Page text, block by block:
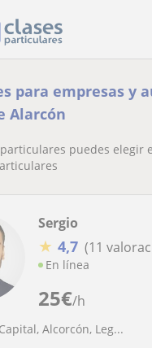
para empresas y
Alarcón
puedes elegir
25€/h
Sergio
★ 4,7 (11
En línea
Alcorcón, Leg...